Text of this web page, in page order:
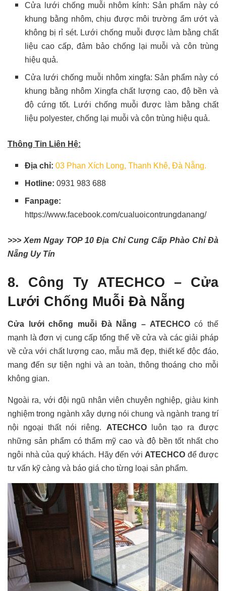
Cửa lưới chống muỗi nhôm kính: Sản phẩm này có
khung bằng nhôm, chịu được môi trường ẩm ướt và
không bị rỉ sét. Lưới chống muỗi được làm bằng chất
liệu cao cấp, đảm bảo chống lại muỗi và côn trùng
hiệu quả.
Cửa lưới chống muỗi nhôm xingfa: Sản phẩm này có
khung bằng nhôm Xingfa chất lượng cao, độ bền và
độ cứng tốt. Lưới chống muỗi được làm bằng chất
liệu polyester, chống lại muỗi và côn trùng hiệu quả.
Thông Tin Liên Hệ:
Địa chỉ:03 Phan Xích Long, Thanh Khê, Đà Nẵng.
Hotline:0931 983 688
Fanpage:
https://www.facebook.com/cualuoicontrungdanang/
>>> Xem Ngay TOP 10 Địa Chỉ Cung Cấp Phào Chỉ Đà
Nẵng Uy Tín
8. Công Ty ATECHCO – Cửa
Lưới Chống Muỗi Đà Nẵng
Cửa lưới chống muỗi Đà Nẵng – ATECHCOcó thế
mạnh là đơn vị cung cấp tổng thể về cửa và các giải pháp
về cửa với chất lượng cao, mẫu mã đẹp, thiết kế độc đáo,
mang đến sự tiện nghi và an toàn, thông thoáng cho mỗi
không gian.
Ngoài ra, với đội ngũ nhân viên chuyên nghiệp, giàu kinh
nghiệm trong ngành xây dựng nói chung và ngành trang trí
nội ngoại thất nói riêng. ATECHCOluôn tạo ra được
những sản phẩm có thẩm mỹ cao và độ bền tốt nhất cho
ngôi nhà của quý khách. Hãy đến với ATECHCO để được
tư vấn kỹ càng và báo giá cho từng loại sản phẩm.